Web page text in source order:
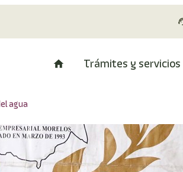
Trámites y servicios
agua